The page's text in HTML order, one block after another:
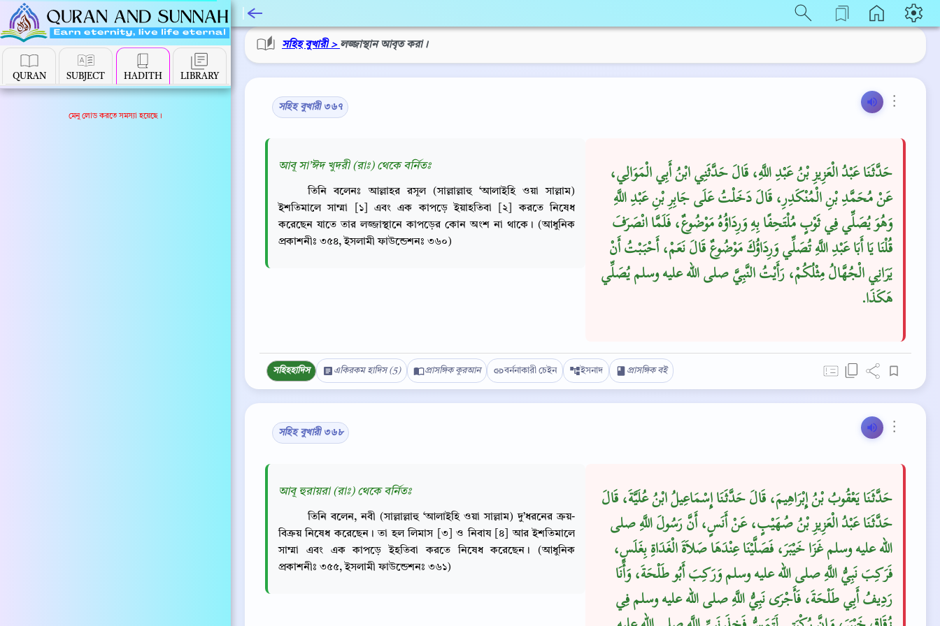
QURAN SUBJECT HADITH LIBRARY
মেনু লোড করতে সমস্যা হয়েছে।
সহিহ বুখারী > লজ্জাস্থান আবৃত করা।
⋮
সহিহ বুখারী ৩৬৭
حَدَّثَنَا عَبْدُ الْعَزِيزِ بْنُ عَبْدِ اللَّهِ، قَالَ حَدَّثَنِي ابْنُ أَبِي الْمَوَالِي،
عَنْ مُحَمَّدِ بْنِ الْمُنْكَدِرِ، قَالَ دَخَلْتُ عَلَى جَابِرِ بْنِ عَبْدِ اللَّهِ
وَهُوَ يُصَلِّي فِي ثَوْبٍ مُلْتَحِفًا بِهِ وَرِدَاؤُهُ مَوْضُوعٌ، فَلَمَّا انْصَرَفَ
قُلْنَا يَا أَبَا عَبْدِ اللَّهِ تُصَلِّي وَرِدَاؤُكَ مَوْضُوعٌ قَالَ نَعَمْ، أَحْبَبْتُ أَنْ
يَرَانِي الْجُهَّالُ مِثْلُكُمْ، رَأَيْتُ النَّبِيَّ صلى الله عليه وسلم يُصَلِّي
هَكَذَا‏.‏
আবূ সা’ঈদ খুদরী (রাঃ) থেকে বর্নিতঃ
তিনি বলেনঃ আল্লাহর রসূল (সাল্লাল্লাহু ‘আলাইহি ওয়া সাল্লাম)
ইশতিমালে সাম্মা [১] এবং এক কাপড়ে ইয়াহতিবা [২] করতে নিষেধ
করেছেন যাতে তার লজ্জাস্থানে কাপড়ের কোন অংশ না থাকে। (আধুনিক
প্রকাশনীঃ ৩৫৪, ইসলামী ফাউন্ডেশনঃ ৩৬০)
সহিহহাদিস একিরকম হাদিস (5) প্রাসঙ্গিক কুরআন বর্ননাকারী চেইন ইসনাদ প্রাসঙ্গিক বই
⋮
সহিহ বুখারী ৩৬৮
حَدَّثَنَا يَعْقُوبُ بْنُ إِبْرَاهِيمَ، قَالَ حَدَّثَنَا إِسْمَاعِيلُ ابْنُ عُلَيَّةَ، قَالَ
حَدَّثَنَا عَبْدُ الْعَزِيزِ بْنُ صُهَيْبٍ، عَنْ أَنَسٍ، أَنَّ رَسُولَ اللَّهِ صلى
الله عليه وسلم غَزَا خَيْبَرَ، فَصَلَّيْنَا عِنْدَهَا صَلاَةَ الْغَدَاةِ بِغَلَسٍ،
فَرَكِبَ نَبِيُّ اللَّهِ صلى الله عليه وسلم وَرَكِبَ أَبُو طَلْحَةَ، وَأَنَا
رَدِيفُ أَبِي طَلْحَةَ، فَأَجْرَى نَبِيُّ اللَّهِ صلى الله عليه وسلم فِي
আবূ হুরায়রা (রাঃ) থেকে বর্নিতঃ
তিনি বলেন, নবী (সাল্লাল্লাহু ‘আলাইহি ওয়া সাল্লাম) দু’ধরনের ক্রয়-
বিক্রয় নিষেধ করেছেন। তা হল লিমাস [৩] ও নিবায [৪] আর ইশতিমালে
সাম্মা এবং এক কাপড়ে ইহতিবা করতে নিষেধ করেছেন। (আধুনিক
প্রকাশনীঃ ৩৫৫, ইসলামী ফাউন্ডেশনঃ ৩৬১)
Copy